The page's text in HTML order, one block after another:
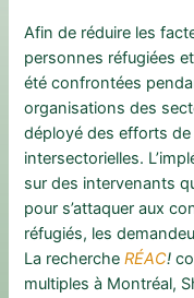
Afin de réduire les
personnes réfugiées
été confrontées
organisations des
déployé des efforts
intersectorielles.
sur des intervenants
pour s’attaquer aux
réfugiés, les
La rechercheRÉAC!
multiples à Montréal,